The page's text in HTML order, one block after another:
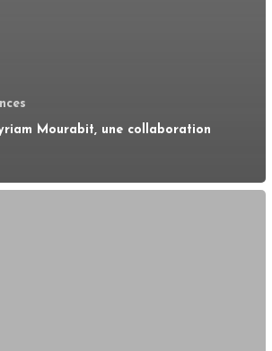
Mourabit, une collaboration